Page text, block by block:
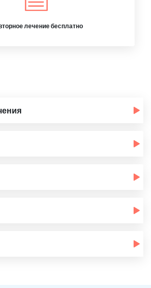
лечение бесплатно